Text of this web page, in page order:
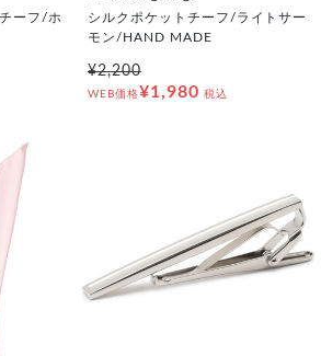
ーフ/ホ
シルクポケットチーフ/ライトサー
モン/HAND MADE
¥2,200
WEB価格¥1,980 税込